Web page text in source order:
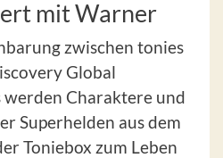
mit Warner
zwischen tonies
Global
Charaktere und
Superhelden aus dem
Toniebox zum Leben